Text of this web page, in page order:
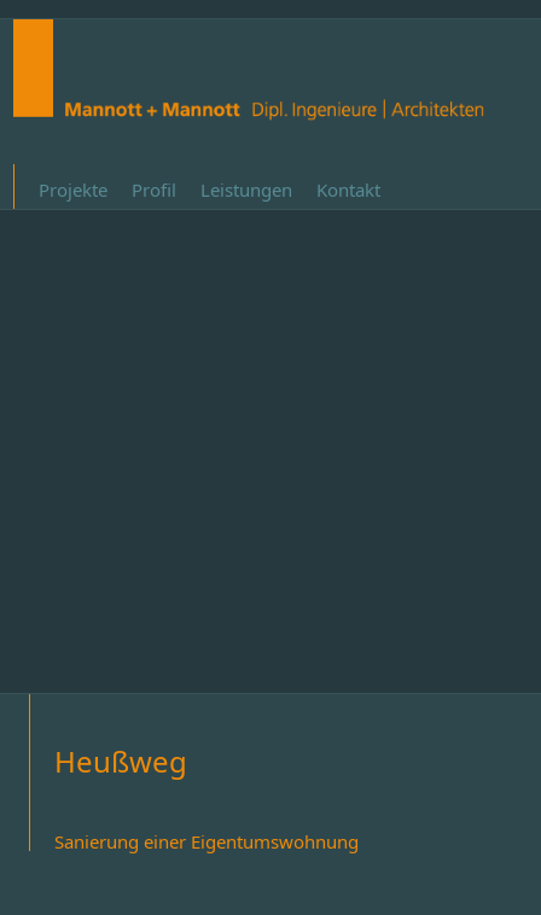
Projekte Profil Leistungen Kontakt
Heußweg
Sanierung einer Eigentumswohnung